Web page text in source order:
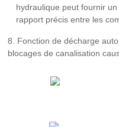
hydraulique peut fournir
rapport précis entre les
8. Fonction de décharge
blocages de canalisation